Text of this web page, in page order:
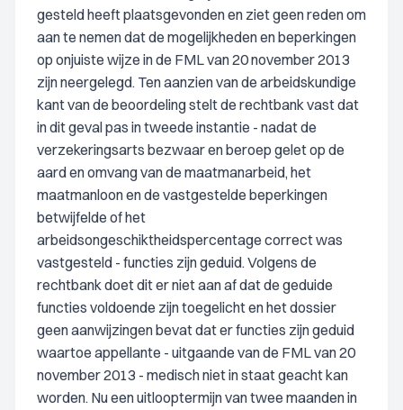
gesteld heeft plaatsgevonden en ziet geen reden om
aan te nemen dat de mogelijkheden en beperkingen
op onjuiste wijze in de FML van 20 november 2013
zijn neergelegd. Ten aanzien van de arbeidskundige
kant van de beoordeling stelt de rechtbank vast dat
in dit geval pas in tweede instantie - nadat de
verzekeringsarts bezwaar en beroep gelet op de
aard en omvang van de maatmanarbeid, het
maatmanloon en de vastgestelde beperkingen
betwijfelde of het
arbeidsongeschiktheidspercentage correct was
vastgesteld - functies zijn geduid. Volgens de
rechtbank doet dit er niet aan af dat de geduide
functies voldoende zijn toegelicht en het dossier
geen aanwijzingen bevat dat er functies zijn geduid
waartoe appellante - uitgaande van de FML van 20
november 2013 - medisch niet in staat geacht kan
worden. Nu een uitlooptermijn van twee maanden in